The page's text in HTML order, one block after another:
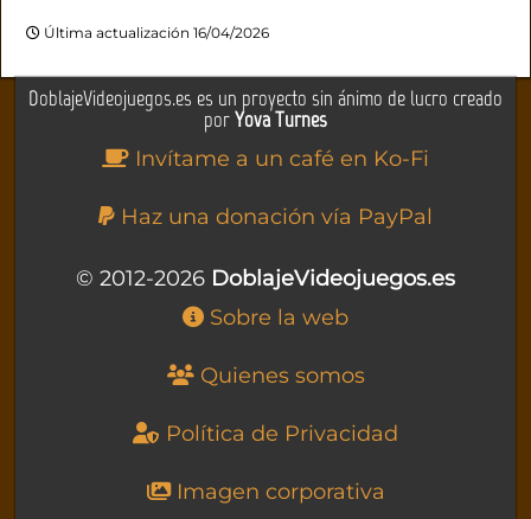
Última actualización 16/04/2026
DoblajeVideojuegos.es es un proyecto sin ánimo de lucro creado
porYova Turnes
Invítame a un café en Ko-Fi
Haz una donación vía PayPal
© 2012-2026 DoblajeVideojuegos.es
Sobre la web
Quienes somos
Política de Privacidad
Imagen corporativa